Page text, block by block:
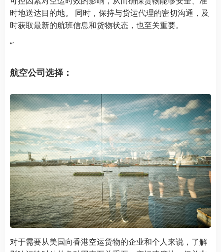
时地送达目的地。 同时，保持与货运代理的密切沟通，及
时获取最新的航班信息和货物状态，也至关重要。
“`
航空公司选择：
对于需要从美国向香港空运货物的企业和个人来说，了解